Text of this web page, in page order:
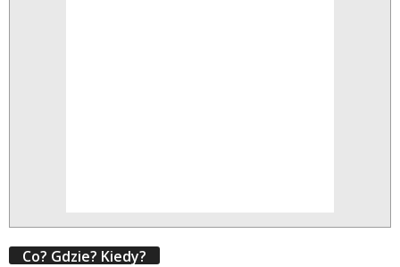
Co? Gdzie? Kiedy?